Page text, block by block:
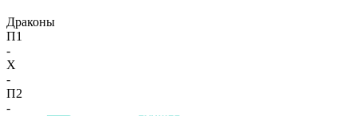
Драконы
П1
-
X
-
П2
-